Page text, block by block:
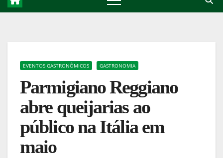
EVENTOS GASTRONÔMICOS GASTRONOMIA
Parmigiano Reggiano
abre queijarias ao
público na Itália em
maio